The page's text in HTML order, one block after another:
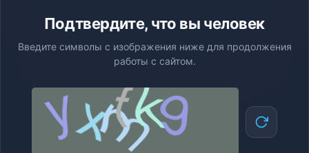
Подтвердите, что вы человек
Введите символы с изображения ниже для продолжения
работы с сайтом.